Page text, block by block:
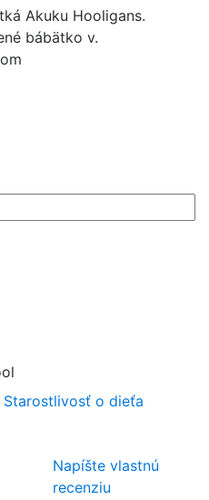
Akuku Hooligans.
bábätko v.
Starostlivosť o dieťa
Napíšte vlastnú
recenziu